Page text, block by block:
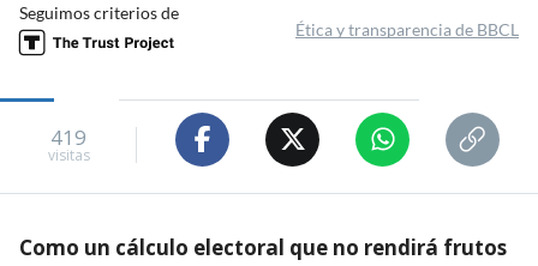
Seguimos criterios de
Ética y transparencia de BBCL
419
visitas
Como un cálculo electoral que no rendirá frutos